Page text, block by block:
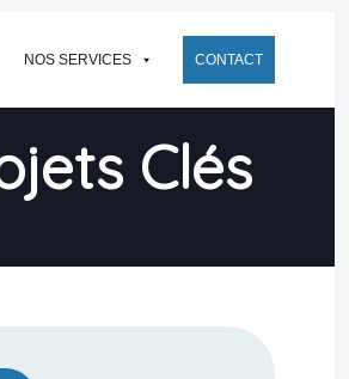
NOS SERVICES CONTACT
Clés